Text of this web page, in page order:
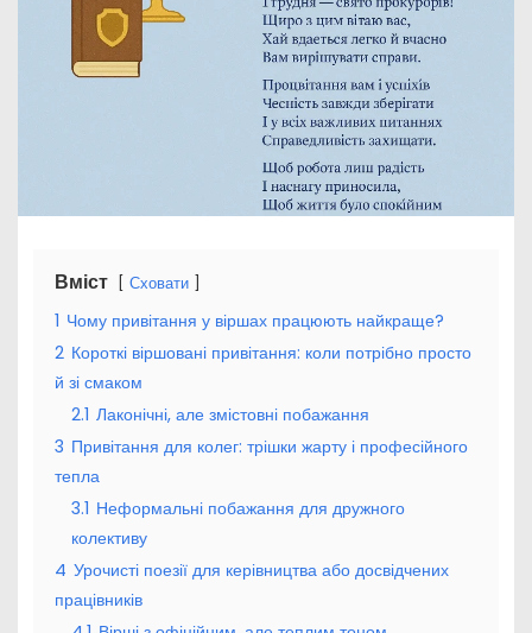
Вміст Сховати
1 Чому привітання у віршах працюють найкраще?
2 Короткі віршовані привітання: коли потрібно просто
й зі смаком
2.1 Лаконічні, але змістовні побажання
3 Привітання для колег: трішки жарту і професійного
тепла
3.1 Неформальні побажання для дружного
колективу
4 Урочисті поезії для керівництва або досвідчених
працівників